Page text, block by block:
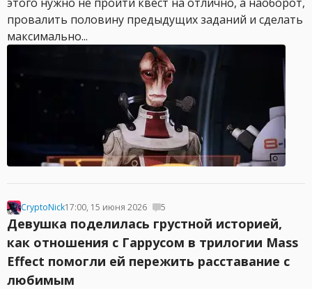
провалить половину предыдущих заданий и сделать
максимально...
CryptoNick17:00, 15 июня 2026 5
Девушка поделилась грустной историей,
как отношения с Гаррусом в трилогии Mass
Effect помогли ей пережить расставание с
любимым